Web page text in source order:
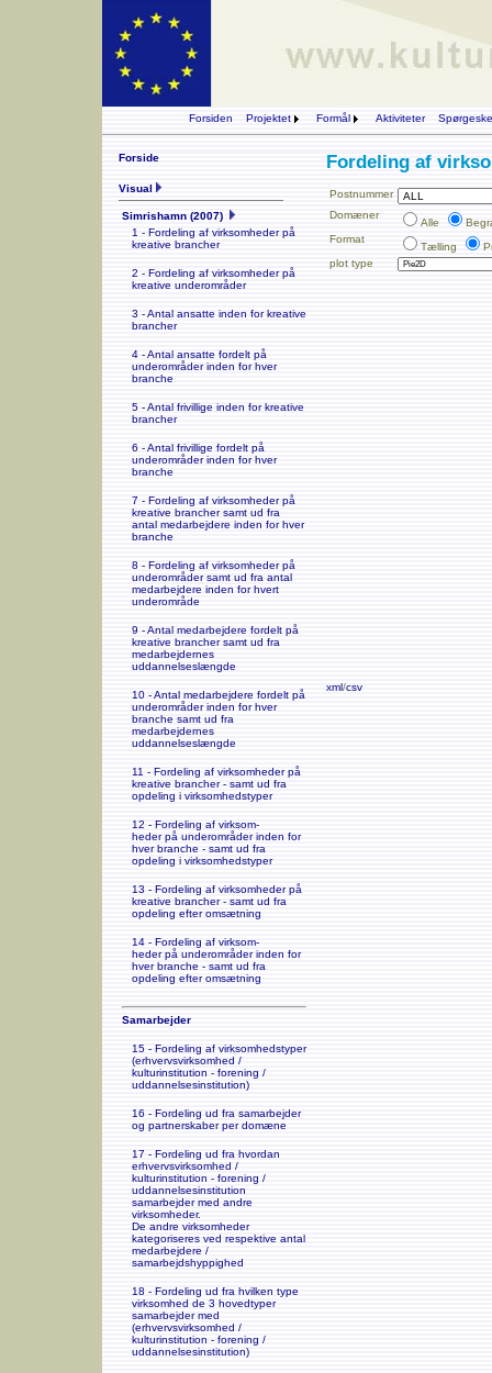
Forsiden Projektet Formål Aktiviteter
Fordeling af
Postnummer
Domæner
Alle
Format
Tælling
plot type
xml/csv
Forside
Visual
Simrishamn (2007)
1 - Fordeling af virksomheder på
kreative brancher
2 - Fordeling af virksomheder på
kreative underområder
3 - Antal ansatte inden for kreative
brancher
4 - Antal ansatte fordelt på
underområder inden for hver
branche
5 - Antal frivillige inden for kreative
brancher
6 - Antal frivillige fordelt på
underområder inden for hver
branche
7 - Fordeling af virksomheder på
kreative brancher samt ud fra
antal medarbejdere inden for hver
branche
8 - Fordeling af virksomheder på
underområder samt ud fra antal
medarbejdere inden for hvert
underområde
9 - Antal medarbejdere fordelt på
kreative brancher samt ud fra
medarbejdernes
uddannelseslængde
10 - Antal medarbejdere fordelt på
underområder inden for hver
branche samt ud fra
medarbejdernes
uddannelseslængde
11 - Fordeling af virksomheder på
kreative brancher - samt ud fra
opdeling i virksomhedstyper
12 - Fordeling af virksom-
heder på underområder inden for
hver branche - samt ud fra
opdeling i virksomhedstyper
13 - Fordeling af virksomheder på
kreative brancher - samt ud fra
opdeling efter omsætning
14 - Fordeling af virksom-
heder på underområder inden for
hver branche - samt ud fra
opdeling efter omsætning
Samarbejder
15 - Fordeling af virksomhedstyper
(erhvervsvirksomhed /
kulturinstitution - forening /
uddannelsesinstitution)
16 - Fordeling ud fra samarbejder
og partnerskaber per domæne
17 - Fordeling ud fra hvordan
erhvervsvirksomhed /
kulturinstitution - forening /
uddannelsesinstitution
samarbejder med andre
virksomheder.
De andre virksomheder
kategoriseres ved respektive antal
medarbejdere /
samarbejdshyppighed
18 - Fordeling ud fra hvilken type
virksomhed de 3 hovedtyper
samarbejder med
(erhvervsvirksomhed /
kulturinstitution - forening /
uddannelsesinstitution)